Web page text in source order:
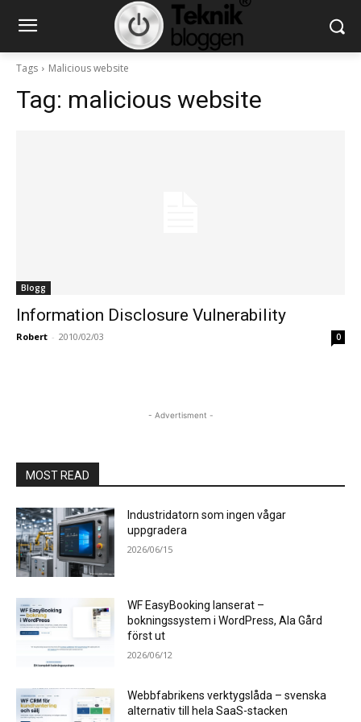
Tags Malicious website
Tag: malicious website
Blogg
Information Disclosure Vulnerability
Robert - 2010/02/03 0
- Advertisment -
MOST READ
Industridatorn som ingen vågar
uppgradera
2026/06/15
WF EasyBooking lanserat –
bokningssystem i WordPress, Ala Gård
först ut
2026/06/12
Webbfabrikens verktygslåda – svenska
alternativ till hela SaaS-stacken